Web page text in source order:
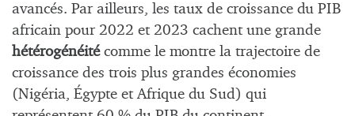
avancés. Par ailleurs, les taux de croissance du PIB
africain pour 2022 et 2023 cachent une grande
hétérogénéitécomme le montre la trajectoire de
croissance des trois plus grandes économies
(Nigéria, Égypte et Afrique du Sud) qui